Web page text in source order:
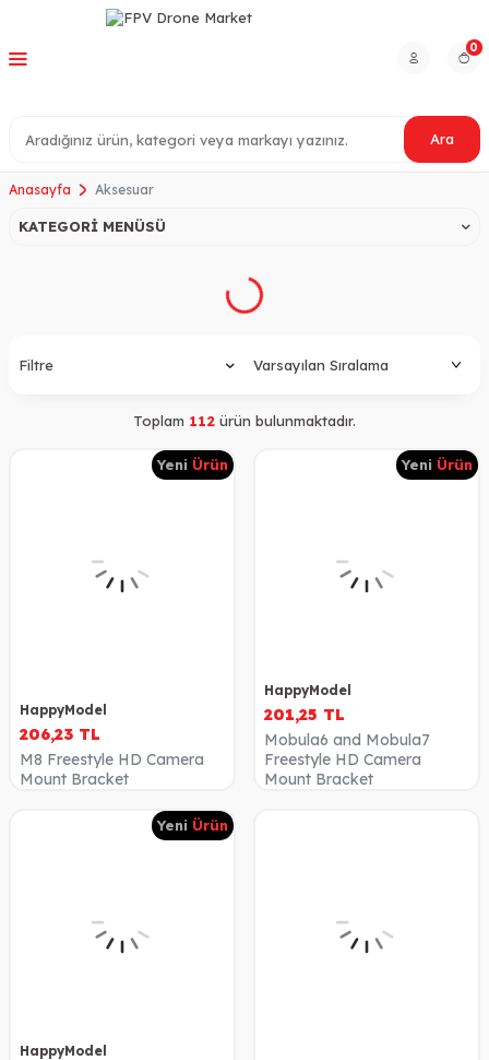
Ara
0
Anasayfa Aksesuar
KATEGORI MENÜSÜ
Filtre
Toplam 112 ürün bulunmaktadır.
Yeni Ürün
HappyModel
206,23 TL
M8 Freestyle HD Camera
Mount Bracket
Yeni Ürün
HappyModel
201,25 TL
Mobula6 and Mobula7
Freestyle HD Camera
Mount Bracket
Yeni Ürün
HappyModel